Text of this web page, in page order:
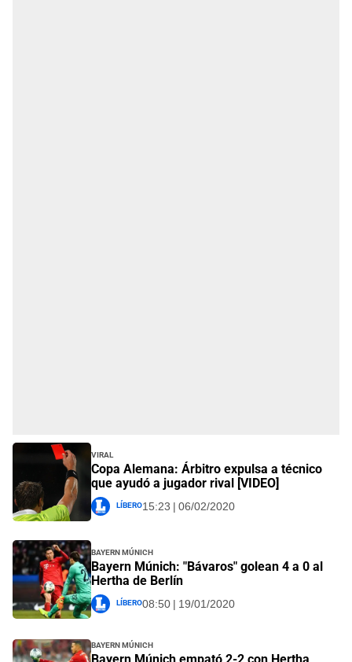
Viral
Copa Alemana: Árbitro expulsa a técnico
que ayudó a jugador rival [VIDEO]
Líbero15:23 | 06/02/2020
Bayern Múnich
Bayern Múnich: "Bávaros" golean 4 a 0 al
Hertha de Berlín
Líbero08:50 | 19/01/2020
Bayern Múnich